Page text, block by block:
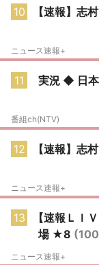
10 【速報】志
ニュース速報+
11 実況 ◆ 日
番組ch(NTV)
12 【速報】志
ニュース速報+
13
【速報ＬＩ
場 ★8
ニュース速報+